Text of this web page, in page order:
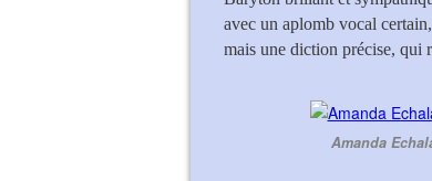
avec un aplomb vocal
mais une diction précise, qui
Amanda